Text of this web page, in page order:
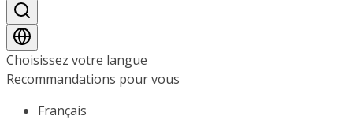
Choisissez votre langue
Recommandations pour vous
Français